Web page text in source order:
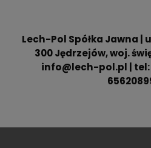
Lech-Pol Spółka Jawna |
300 Jędrzejów, woj.
info@lech-pol.pl | tel: